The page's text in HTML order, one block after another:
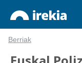
Berriak